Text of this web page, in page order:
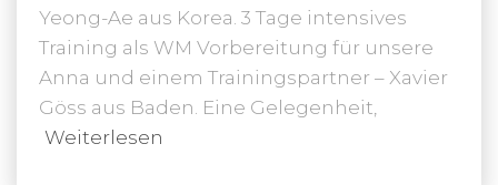
Yeong-Ae aus Korea. 3 Tage intensives
Training als WM Vorbereitung für unsere
Anna und einem Trainingspartner – Xavier
Göss aus Baden. Eine Gelegenheit,
Weiterlesen